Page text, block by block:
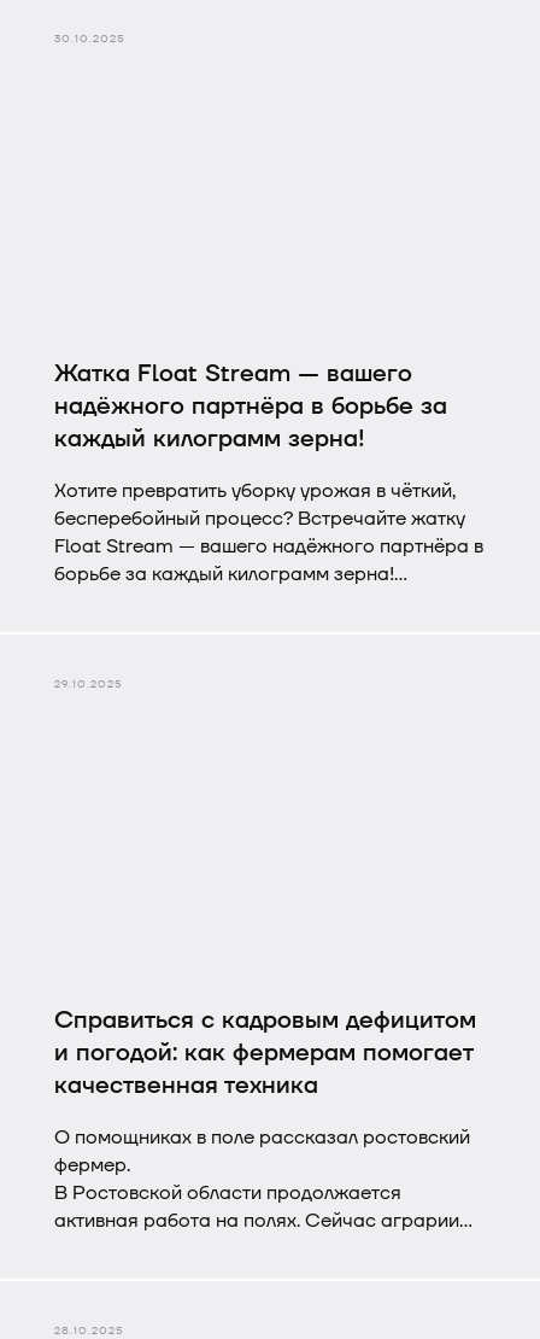
30.10.2025
Жатка Float Stream — вашего
надёжного партнёра в борьбе за
каждый килограмм зерна!
Хотите превратить уборку урожая в чёткий,
бесперебойный процесс? Встречайте жатку
Float Stream — вашего надёжного партнёра в
борьбе за каждый килограмм зерна!
«чувствует» поле. Её плавающая конструкция
29.10.2025
Справиться с кадровым дефицитом
и погодой: как фермерам помогает
качественная техника
О помощниках в поле рассказал ростовский
фермер.
В Ростовской области продолжается
активная работа на полях. Сейчас аграрии
помешать взойти росткам.
28.10.2025